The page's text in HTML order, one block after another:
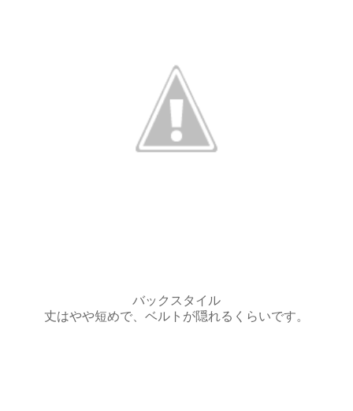
バックスタイル
丈はやや短めで、ベルトが隠れるくらいです。